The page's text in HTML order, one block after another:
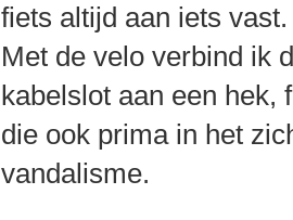
fiets altijd aan iets vast.
Met de velo verbind ik
kabelslot aan een hek,
die ook prima in het
vandalisme.